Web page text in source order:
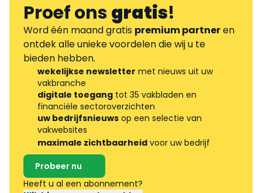
Proef onsgratis!
Word één maand gratis premium partneren
ontdek alle unieke voordelen die wij u te
bieden hebben.
wekelijkse newsletter met nieuws uit uw
vakbranche
digitale toegang tot 35 vakbladen en
financiële sectoroverzichten
uw bedrijfsnieuws op een selectie van
vakwebsites
maximale zichtbaarheid voor uw bedrijf
Probeer nu
Heeft u al een abonnement?